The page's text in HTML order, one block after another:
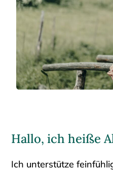
Hallo, ich heiße
Ich unterstütze